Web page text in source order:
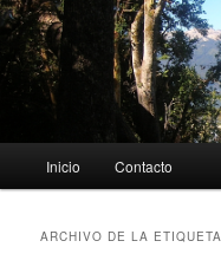
principal
Inicio Contacto
ARCHIVO DE LA